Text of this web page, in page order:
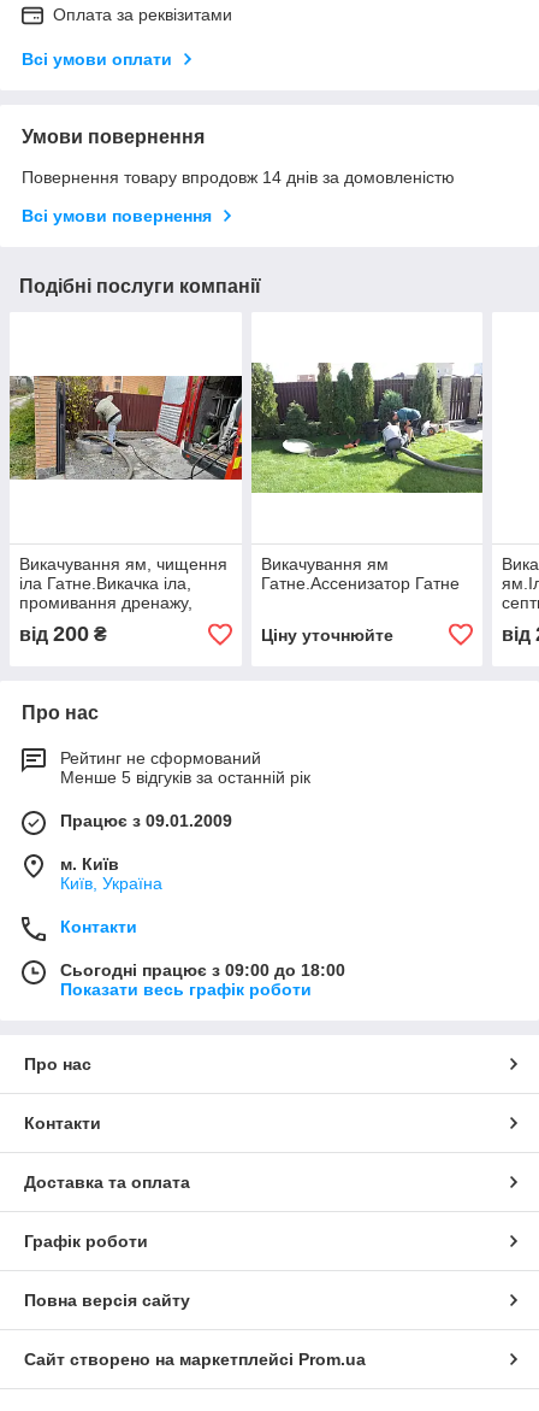
Оплата за реквізитами
Всі умови оплати
Умови повернення
Повернення товару впродовж 14 днів за домовленістю
Всі умови повернення
Подібні послуги компанії
Викачування ям, чищення
іла Гатне.Викачка іла,
промивання дренажу,
улутшується робота
дренажу.
від 200 ₴
Викачування ям
Гатне.Ассенизатор Гатне
Ціну уточнюйте від
Про нас
Рейтинг не сформований
Менше 5 відгуків за останній рік
Працює з 09.01.2009
м. Київ
Київ, Україна
Контакти
Сьогодні працює з 09:00 до 18:00
Показати весь графік роботи
Про нас
Контакти
Доставка та оплата
Графік роботи
Повна версія сайту
Сайт створено на маркетплейсі Prom.ua